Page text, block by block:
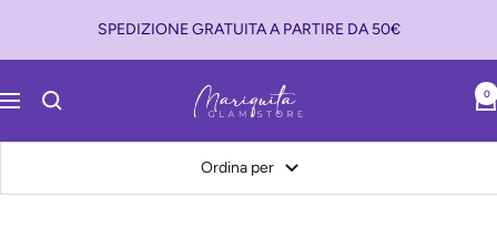
contenuto
SPEDIZIONE GRATUITA A PARTIRE DA 50€
Navigazione
Mariquita
Glam
Store
0
Ordina per